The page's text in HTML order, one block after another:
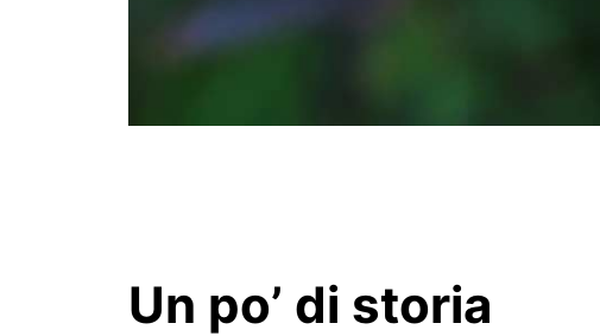
Un po’ di storia